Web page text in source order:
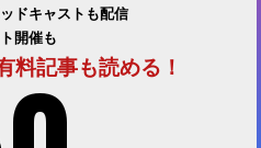
ドキャストも配信
開催も
料記事も読める！